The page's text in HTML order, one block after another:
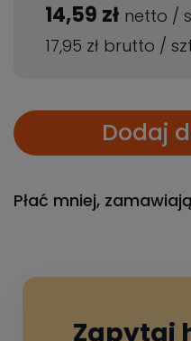
14,59 zł netto /
17,95 zł brutto /
Dodaj
Płać mniej,
Zapytaj